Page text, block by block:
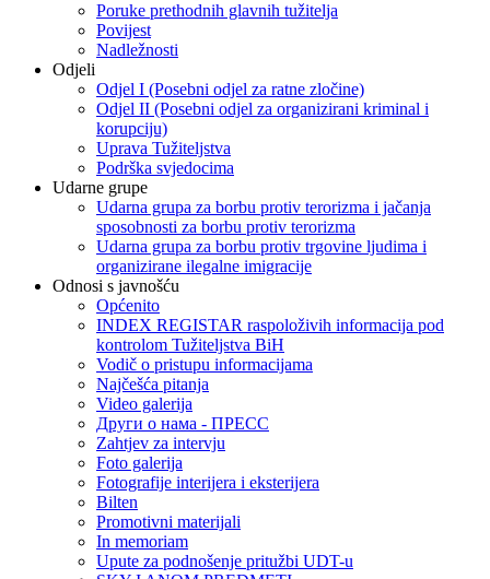
Poruke prethodnih glavnih tužitelja
Povijest
Nadležnosti
Odjeli
Odjel I (Posebni odjel za ratne zločine)
Odjel II (Posebni odjel za organizirani kriminal i
korupciju)
Uprava Tužiteljstva
Podrška svjedocima
Udarne grupe
Udarna grupa za borbu protiv terorizma i jačanja
sposobnosti za borbu protiv terorizma
Udarna grupa za borbu protiv trgovine ljudima i
organizirane ilegalne imigracije
Odnosi s javnošću
Općenito
INDEX REGISTAR raspoloživih informacija pod
kontrolom Tužiteljstva BiH
Vodič o pristupu informacijama
Najčešća pitanja
Video galerija
Други о нама - ПРЕСC
Zahtjev za intervju
Foto galerija
Fotografije interijera i eksterijera
Bilten
Promotivni materijali
In memoriam
Upute za podnošenje pritužbi UDT-u